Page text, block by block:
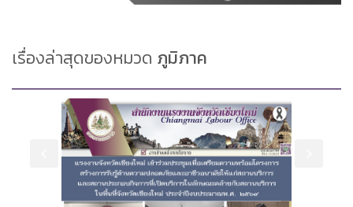
เรื่องล่าสุดของหมวด ภูมิภาค